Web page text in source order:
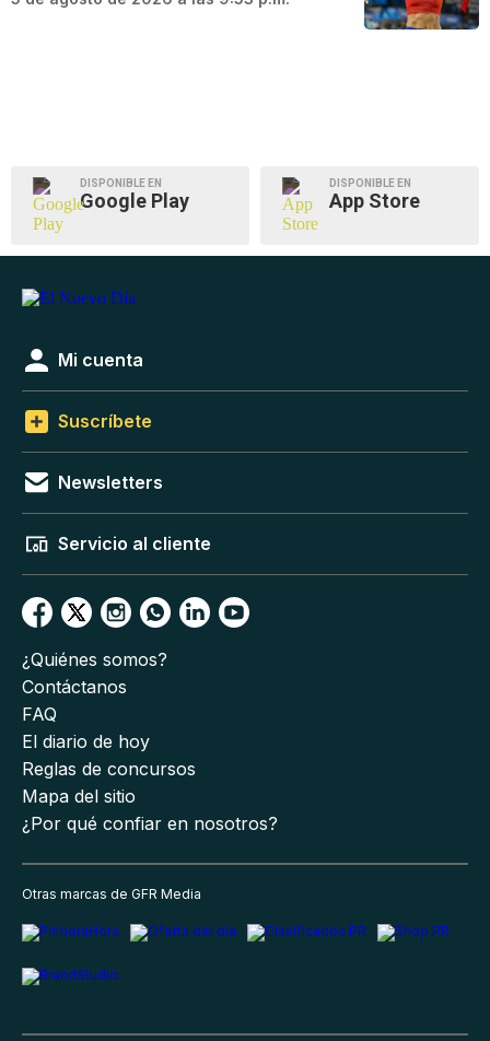
DISPONIBLE EN
Google Play
DISPONIBLE EN
App Store
Mi cuenta
Suscríbete
Newsletters
Servicio al cliente
¿Quiénes somos?
Contáctanos
FAQ
El diario de hoy
Reglas de concursos
Mapa del sitio
¿Por qué confiar en nosotros?
Otras marcas de GFR Media